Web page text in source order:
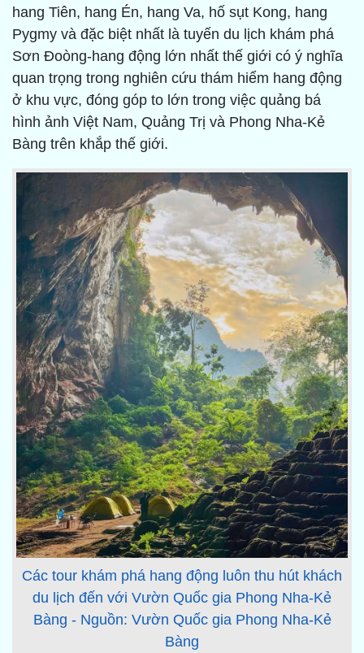
hang Tiên, hang Én, hang Va, hố sụt Kong, hang
Pygmy và đặc biệt nhất là tuyến du lịch khám phá
Sơn Đoòng-hang động lớn nhất thế giới có ý nghĩa
quan trọng trong nghiên cứu thám hiểm hang động
ở khu vực, đóng góp to lớn trong việc quảng bá
hình ảnh Việt Nam, Quảng Trị và Phong Nha-Kẻ
Bàng trên khắp thế giới.
Các tour khám phá hang động luôn thu hút khách
du lịch đến với Vườn Quốc gia Phong Nha-Kẻ
Bàng - Nguồn: Vườn Quốc gia Phong Nha-Kẻ
Bàng